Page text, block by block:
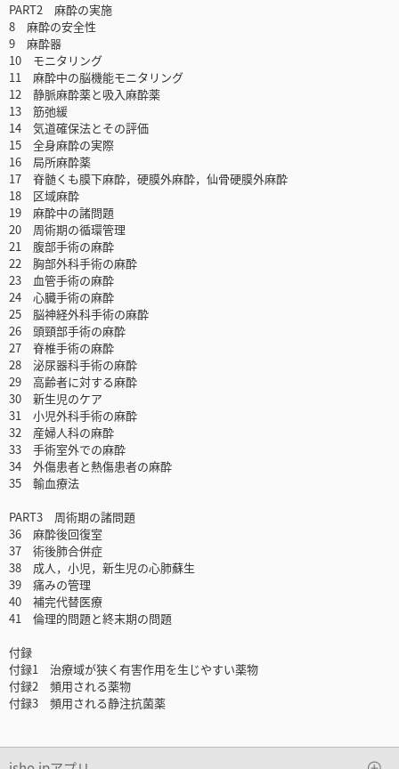
PART2 麻酔の実施
8 麻酔の安全性
9 麻酔器
10 モニタリング
11 麻酔中の脳機能モニタリング
12 静脈麻酔薬と吸入麻酔薬
13 筋弛緩
14 気道確保法とその評価
15 全身麻酔の実際
16 局所麻酔薬
17 脊髄くも膜下麻酔，硬膜外麻酔，仙骨硬膜外麻酔
18 区域麻酔
19 麻酔中の諸問題
20 周術期の循環管理
21 腹部手術の麻酔
22 胸部外科手術の麻酔
23 血管手術の麻酔
24 心臓手術の麻酔
25 脳神経外科手術の麻酔
26 頭頸部手術の麻酔
27 脊椎手術の麻酔
28 泌尿器科手術の麻酔
29 高齢者に対する麻酔
30 新生児のケア
31 小児外科手術の麻酔
32 産婦人科の麻酔
33 手術室外での麻酔
34 外傷患者と熱傷患者の麻酔
35 輸血療法
PART3 周術期の諸問題
36 麻酔後回復室
37 術後肺合併症
38 成人，小児，新生児の心肺蘇生
39 痛みの管理
40 補完代替医療
41 倫理的問題と終末期の問題
付録
付録1 治療域が狭く有害作用を生じやすい薬物
付録2 頻用される薬物
付録3 頻用される静注抗菌薬